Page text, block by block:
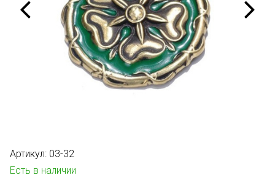
Артикул: 03-32
Есть в наличии